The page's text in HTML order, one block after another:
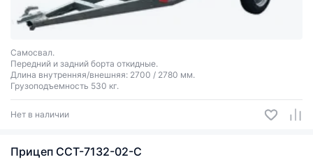
Самосвал.
Передний и задний борта откидные.
Длина внутренняя/внешняя: 2700 / 2780 мм.
Грузоподъемность 530 кг.
Нет в наличии
Прицеп ССТ-7132-02-С